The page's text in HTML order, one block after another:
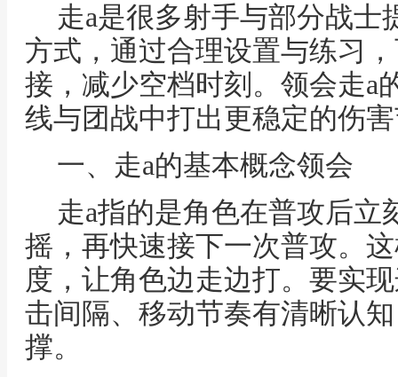
走a是很多射手与部分战士
方式，通过合理设置与练习
接，减少空档时刻。领会走a
线与团战中打出更稳定的伤
一、走a的基本概念领会
走a指的是角色在普攻后立
摇，再快速接下一次普攻。
度，让角色边走边打。要实
击间隔、移动节奏有清晰认
撑。